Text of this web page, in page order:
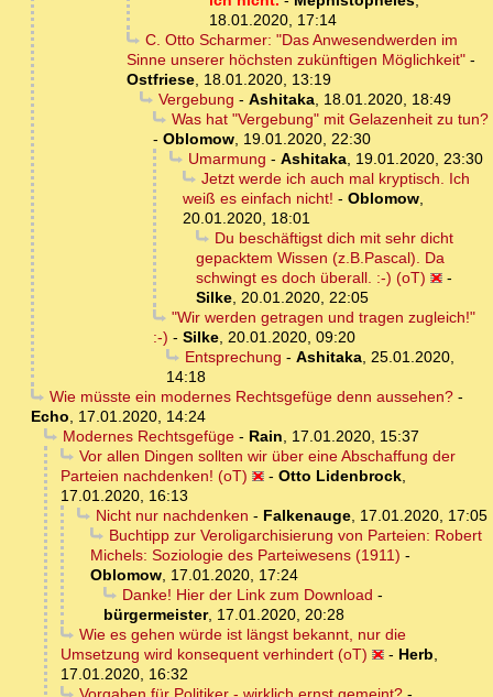
18.01.2020, 17:14
C. Otto Scharmer: "Das Anwesendwerden im
Sinne unserer höchsten zukünftigen Möglichkeit" -
Ostfriese, 18.01.2020, 13:19
Vergebung - Ashitaka, 18.01.2020, 18:49
Was hat "Vergebung" mit Gelazenheit zu tun?
- Oblomow, 19.01.2020, 22:30
Umarmung - Ashitaka, 19.01.2020, 23:30
Jetzt werde ich auch mal kryptisch. Ich
weiß es einfach nicht! - Oblomow,
20.01.2020, 18:01
Du beschäftigst dich mit sehr dicht
gepacktem Wissen (z.B.Pascal). Da
schwingt es doch überall. :-) (oT)
-
Silke, 20.01.2020, 22:05
"Wir werden getragen und tragen zugleich!"
:-) - Silke, 20.01.2020, 09:20
Entsprechung - Ashitaka, 25.01.2020,
14:18
Wie müsste ein modernes Rechtsgefüge denn aussehen?-
Echo, 17.01.2020, 14:24
Modernes Rechtsgefüge- Rain, 17.01.2020, 15:37
Vor allen Dingen sollten wir über eine Abschaffung der
Parteien nachdenken! (oT)
- Otto Lidenbrock,
17.01.2020, 16:13
Nicht nur nachdenken - Falkenauge, 17.01.2020, 17:05
Buchtipp zur Veroligarchisierung von Parteien: Robert
Michels: Soziologie des Parteiwesens (1911) -
Oblomow, 17.01.2020, 17:24
Danke! Hier der Link zum Download -
bürgermeister, 17.01.2020, 20:28
Wie es gehen würde ist längst bekannt, nur die
Umsetzung wird konsequent verhindert (oT)
- Herb,
17.01.2020, 16:32